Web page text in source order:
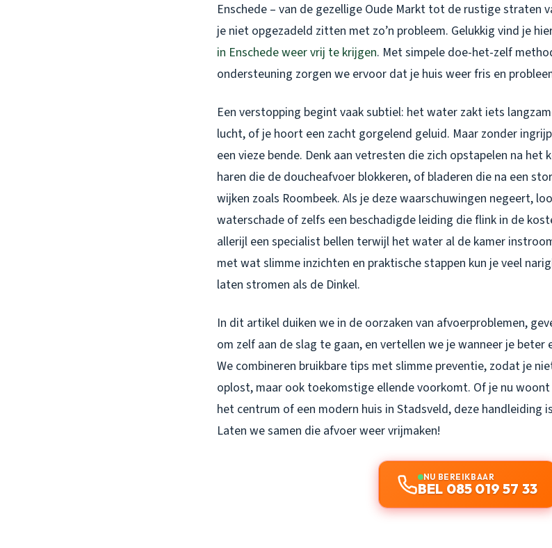
Enschede – van de gezellige Oude Markt tot de rustige straten
je niet opgezadeld zitten met zo’n probleem. Gelukkig vind je
in Enschede weer vrij te krijgen. Met simpele doe-het-zelf
ondersteuning zorgen we ervoor dat je huis weer fris en
Een verstopping begint vaak subtiel: het water zakt iets
lucht, of je hoort een zacht gorgelend geluid. Maar zonder
een vieze bende. Denk aan vetresten die zich opstapelen na het
haren die de doucheafvoer blokkeren, of bladeren die na een
wijken zoals Roombeek. Als je deze waarschuwingen negeert,
waterschade of zelfs een beschadigde leiding die flink in de
allerijl een specialist bellen terwijl het water al de kamer
met wat slimme inzichten en praktische stappen kun je veel
laten stromen als de Dinkel.
In dit artikel duiken we in de oorzaken van afvoerproblemen,
om zelf aan de slag te gaan, en vertellen we je wanneer je beter
We combineren bruikbare tips met slimme preventie, zodat je
oplost, maar ook toekomstige ellende voorkomt. Of je nu
het centrum of een modern huis in Stadsveld, deze handleiding
Laten we samen die afvoer weer vrijmaken!
NU BEREIKBAAR
BEL 085 019 57 33